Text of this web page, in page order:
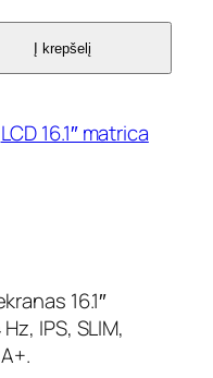
Į krepšelį
LCD 16.1″ matrica
16.1″
IPS, SLIM,